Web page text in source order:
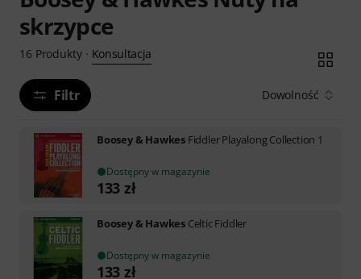
skrzypce
16 Produkty· Konsultacja
Filtr Dowolność
Boosey & Hawkes Fiddler Playalong Collection 1
Dostępny w magazynie
133 zł
Boosey & Hawkes Celtic Fiddler
Dostępny w magazynie
133 zł